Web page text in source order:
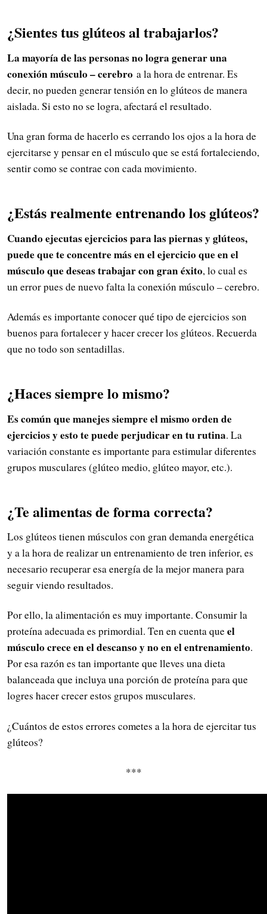
¿Sientes tus glúteos al trabajarlos?
La mayoría de las personas no logra generar una
conexión músculo – cerebro a la hora de entrenar. Es
decir, no pueden generar tensión en lo glúteos de manera
aislada. Si esto no se logra, afectará el resultado.
Una gran forma de hacerlo es cerrando los ojos a la hora de
ejercitarse y pensar en el músculo que se está fortaleciendo,
sentir como se contrae con cada movimiento.
¿Estás realmente entrenando los glúteos?
Cuando ejecutas ejercicios para las piernas y glúteos,
puede que te concentre más en el ejercicio que en el
músculo que deseas trabajarcon gran éxito, lo cual es
un error pues de nuevo falta la conexión músculo – cerebro.
Además es importante conocer qué tipo de ejercicios son
buenos para fortalecer y hacer crecer los glúteos. Recuerda
que no todo son sentadillas.
¿Haces siempre lo mismo?
Es común que manejes siempre el mismo orden de
ejercicios y esto te puede perjudicar en tu rutina. La
variación constante es importante para estimular diferentes
grupos musculares (glúteo medio, glúteo mayor, etc.).
¿Te alimentas de forma correcta?
Los glúteos tienen músculos con gran demanda energética
y a la hora de realizar un entrenamiento de tren inferior, es
necesario recuperar esa energía de la mejor manera para
seguir viendo resultados.
Por ello, la alimentación es muy importante. Consumir la
proteína adecuada es primordial. Ten en cuenta queel
músculo crece en el descanso y no en el entrenamiento.
Por esa razón es tan importante que lleves una dieta
balanceada que incluya una porción de proteína para que
logres hacer crecer estos grupos musculares.
¿Cuántos de estos errores cometes a la hora de ejercitar tus
glúteos?
***